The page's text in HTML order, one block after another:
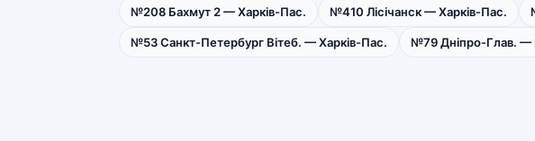
№208 Бахмут 2 — Харків-Пас. №410 Лісічанск — Харків-Пас.
№53 Санкт-Петербург Вітеб. — Харків-Пас. №79 Дніпро-Глав. —